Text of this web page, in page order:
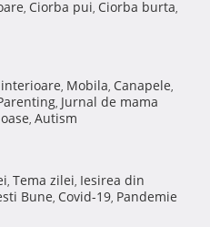
, Ciorba pui, Ciorba burta,
, Mobila, Canapele,
, Jurnal de mama
, Autism
, Tema zilei, Iesirea din
Bune, Covid-19, Pandemie